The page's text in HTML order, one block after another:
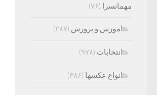
مهمانسرا (۷۶)
اموزش و پرورش (۲۸۷)
انتخابات (۹۷۸)
انواع عکسها (۳۸۶)